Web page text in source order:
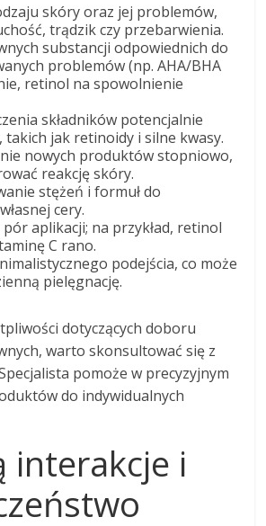
skóry oraz jej problemów,
trądzik czy przebarwienia.
substancji odpowiednich do
problemów (np. AHA/BHA
retinol na spowolnienie
składników potencjalnie
takich jak retinoidy i silne kwasy.
nowych produktów stopniowo,
reakcję skóry.
stężeń i formuł do
cery.
pór aplikacji; na przykład, retinol
C rano.
podejścia, co może
pielęgnację.
dotyczących doboru
warto skonsultować się z
pomoże w precyzyjnym
do indywidualnych
interakcje i